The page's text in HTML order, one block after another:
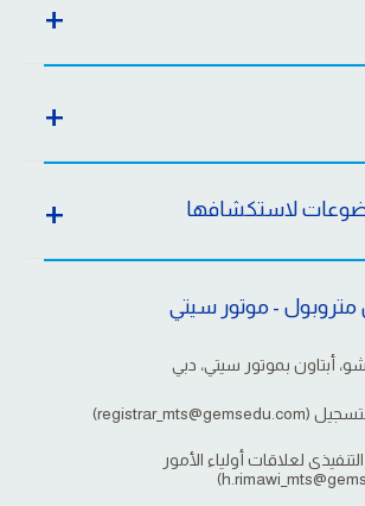
لاستكشافها
- موتور سيتي
أبتاون بموتور سيتي، دبي
(
registrar_mts@gemsedu.com
)
لعلاقات أولياء الأمور
)